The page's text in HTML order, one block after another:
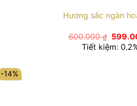
Hương sắc ngàn
600.000₫
Giá
gốc
là:
Tiết kiệm:
-14%